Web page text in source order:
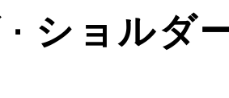
ショルダ